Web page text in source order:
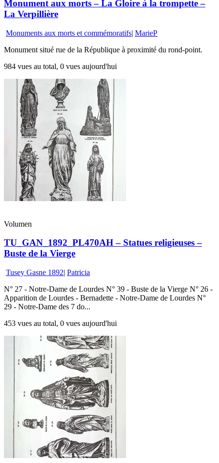
Monument aux morts – La Gloire à la trompette –
La Verpillière
Monuments aux morts et commémoratifs| MarieP
Monument situé rue de la République à proximité du rond-point.
984 vues au total, 0 vues aujourd'hui
Volumen
TU_GAN_1892_PL470AH – Statues religieuses –
Buste de la Vierge
Tusey Gasne 1892| Patricia
N° 27 - Notre-Dame de Lourdes N° 39 - Buste de la Vierge N° 26 -
Apparition de Lourdes - Bernadette - Notre-Dame de Lourdes N°
29 - Notre-Dame des 7 do...
453 vues au total, 0 vues aujourd'hui